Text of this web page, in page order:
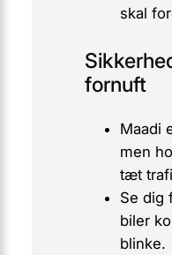
skal
fornuft
Maadi
men
tæt
Se dig
biler
blinke.